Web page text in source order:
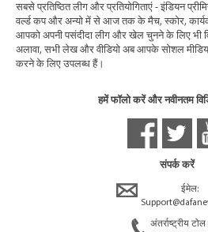
सबसे प्रतिष्ठित लीग और प्रतियोगिताएं - इंडियन
वर्ल्ड कप और अन्यो में से आज तक के मैच, स्कोर,
आपको अपनी पसंदीदा लीग और खेल चुनने के लिए भी
अलावा, सभी लेख और वीडियो अब आपके सोशल
करने के लिए उपलब्ध हैं।
हमें फॉलो करें और नवीनतम
संपर्क करें
ईमेल:
अंतर्राष्ट्रीय टोल